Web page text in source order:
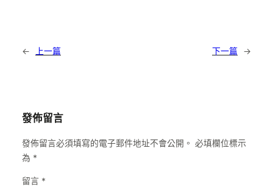
← 上一篇 下一篇 →
發佈留言
發佈留言必須填寫的電子郵件地址不會公開。 必填欄位標示
為 *
留言 *